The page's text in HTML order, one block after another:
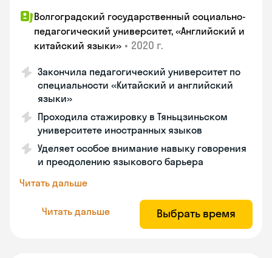
Волгоградский государственный социально-
педагогический университет, «Английский и
китайский языки» • 2020 г.
Закончила педагогический университет по
специальности «Китайский и английский
языки»
Проходила стажировку в Тяньцзиньском
университете иностранных языков
Уделяет особое внимание навыку говорения
и преодолению языкового барьера
Читать дальше
Читать дальше Выбрать время